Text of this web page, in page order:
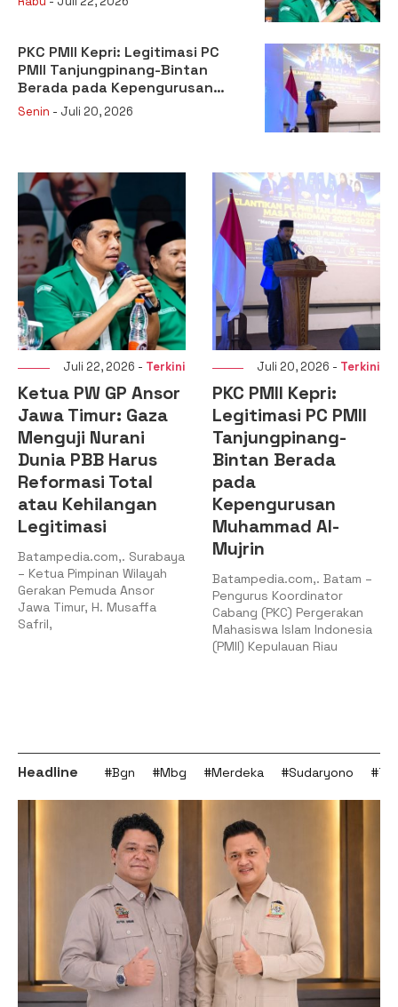
PKC PMII Kepri: Legitimasi PC
PMII Tanjungpinang-Bintan
Berada pada Kepengurusan
Muhammad Al-Mujrin
Senin - Juli 20, 2026
Juli 22, 2026 - Terkini
Ketua PW GP Ansor
Jawa Timur: Gaza
Menguji Nurani
Dunia PBB Harus
Reformasi Total
atau Kehilangan
Legitimasi
Batampedia.com,. Surabaya
– Ketua Pimpinan Wilayah
Gerakan Pemuda Ansor
Jawa Timur, H. Musaffa
Safril,
Juli 20, 2026 - Terkini
PKC PMII Kepri:
Legitimasi PC PMII
Tanjungpinang-
Bintan Berada
pada
Kepengurusan
Muhammad Al-
Mujrin
Batampedia.com,. Batam –
Pengurus Koordinator
Cabang (PKC) Pergerakan
Mahasiswa Islam Indonesia
(PMII) Kepulauan Riau
Headline #Bgn #Mbg #Merdeka #Sudaryono